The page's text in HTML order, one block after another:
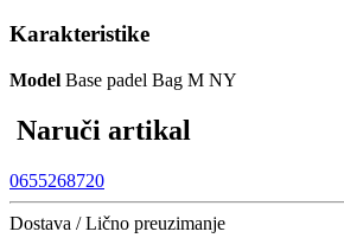
Karakteristike
Model Base padel Bag M NY
Naruči artikal
0655268720
Dostava / Lično preuzimanje